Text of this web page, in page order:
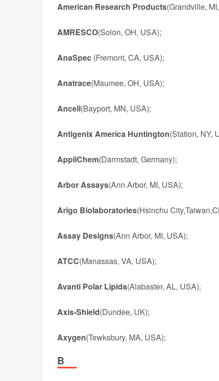
American Research Products(Grandville,
AMRESCO(Solon, OH, USA);
AnaSpec (Fremont, CA, USA);
Anatrace(Maumee, OH, USA);
Ancell(Bayport, MN, USA);
Antigenix America Huntington(Station, NY,
AppliChem(Darmstadt, Germany);
Arbor Assays(Ann Arbor, MI, USA);
Arigo Biolaboratories(Hsinchu
Assay Designs(Ann Arbor, MI, USA);
ATCC(Manassas, VA, USA);
Avanti Polar Lipids(Alabaster, AL, USA);
Axis-Shield(Dundee, UK);
Axygen(Tewksbury, MA, USA);
B